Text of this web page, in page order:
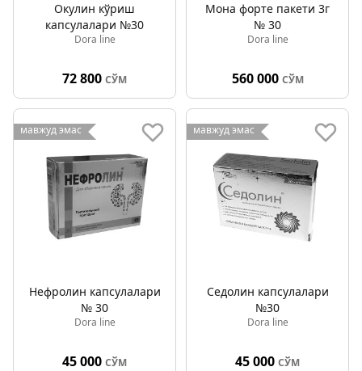
Окулин кўриш
капсулалари №30
Dora line
72 800 СЎМ
Мона форте пакети 3г
№ 30
Dora line
560 000 СЎМ
мавжуд эмас
Нефролин капсулалари
№ 30
Dora line
45 000 СЎМ
мавжуд эмас
Седолин капсулалари
№30
Dora line
45 000 СЎМ